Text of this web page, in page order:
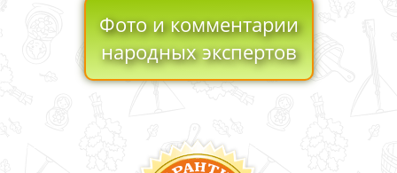
Фото и комментарии
народных экспертов